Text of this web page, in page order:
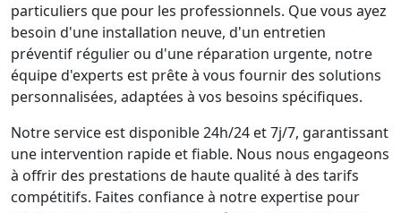
particuliers que pour les professionnels. Que vous ayez
besoin d'une installation neuve, d'un entretien
préventif régulier ou d'une réparation urgente, notre
équipe d'experts est prête à vous fournir des solutions
personnalisées, adaptées à vos besoins spécifiques.
Notre service est disponible 24h/24 et 7j/7, garantissant
une intervention rapide et fiable. Nous nous engageons
à offrir des prestations de haute qualité à des tarifs
compétitifs. Faites confiance à notre expertise pour